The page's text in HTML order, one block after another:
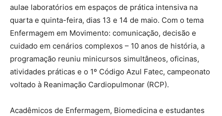
aulae laboratórios em espaços de prática intensiva na
quarta e quinta-feira, dias 13 e 14 de maio. Com o tema
Enfermagem em Movimento: comunicação, decisão e
cuidado em cenários complexos – 10 anos de história, a
programação reuniu minicursos simultâneos, oficinas,
atividades práticas e o 1º Código Azul Fatec, campeonato
voltado à Reanimação Cardiopulmonar (RCP).
Acadêmicos de Enfermagem, Biomedicina e estudantes